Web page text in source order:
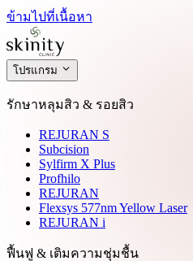
ข้ามไปที่เนื้อหา
โปรแกรม
รักษาหลุมสิว & รอยสิว
REJURAN S
Subcision
Sylfirm X Plus
Profhilo
REJURAN
Flexsys 577nm Yellow Laser
REJURAN i
ฟื้นฟู & เติมความชุ่มชื้น